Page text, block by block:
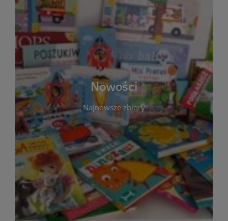
Nowości
Najnowsze zbiory
W tej sekcji prezentujemy najnowsze książki,
audiobooki oraz filmy, które właśnie trafiły do
zbiorów Miejskiej Biblioteki Publicznej w
Starachowicach. Regularnie aktualizujemy listę,
aby Czytelnicy mogli na bieżąco odkrywać świeże
tytuły i najciekawsze premiery wydawnicze. Każda
pozycja opatrzona jest krótkim opisem i
informacją o dostępności w katalogu. Zachęcamy
do częstych odwiedzin – nowości pojawiają się
niemal każdego tygodnia! Dzięki tej zakładce
zawsze będziesz wiedzieć, co warto przeczytać
jako pierwsze.
WIĘCEJ